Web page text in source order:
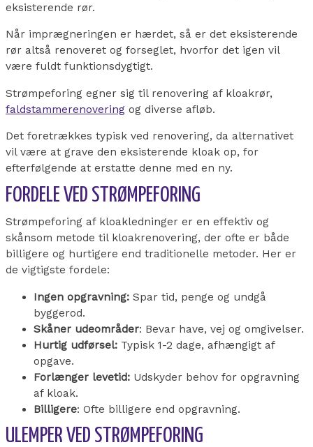
eksisterende rør.
Når imprægneringen er hærdet, så er det eksisterende
rør altså renoveret og forseglet, hvorfor det igen vil
være fuldt funktionsdygtigt.
Strømpeforing egner sig til renovering af kloakrør,
faldstammerenovering og diverse afløb.
Det foretrækkes typisk ved renovering, da alternativet
vil være at grave den eksisterende kloak op, for
efterfølgende at erstatte denne med en ny.
FORDELE VED STRØMPEFORING
Strømpeforing af kloakledninger er en effektiv og
skånsom metode til kloakrenovering, der ofte er både
billigere og hurtigere end traditionelle metoder. Her er
de vigtigste fordele:
Ingen opgravning: Spar tid, penge og undgå
byggerod.
Skåner udeområder: Bevar have, vej og omgivelser.
Hurtig udførsel: Typisk 1-2 dage, afhængigt af
opgave.
Forlænger levetid: Udskyder behov for opgravning
af kloak.
Billigere: Ofte billigere end opgravning.
ULEMPER VED STRØMPEFORING